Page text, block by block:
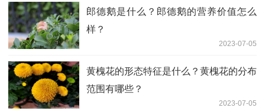
郎德鹅是什么？郎德鹅的营养价值怎么
样？
2023-07-05
黄槐花的形态特征是什么？黄槐花的分布
范围有哪些？
2023-07-05